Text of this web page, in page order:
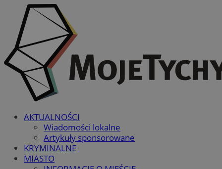
AKTUALNOŚCI
Wiadomości lokalne
Artykuły sponsorowane
KRYMINALNE
MIASTO